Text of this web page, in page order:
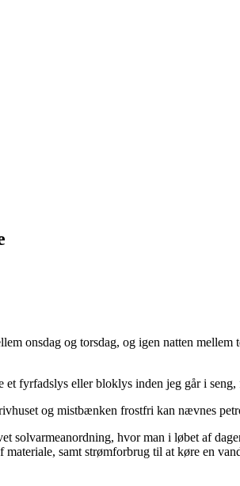
onsdag og torsdag, og igen natten
fyrfadslys eller bloklys inden jeg går i
og mistbænken frostfri kan nævnes
solvarmeanordning, hvor man i løbet af
samt strømforbrug til at køre en